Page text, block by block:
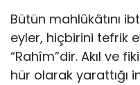
Bütün mahlûkâtını
eyler, hiç­birini tefrik
“Rahîm”dir. Akıl ve
hür olarak yarattığı